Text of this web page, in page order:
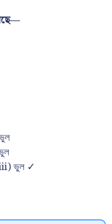
ভুল ✓